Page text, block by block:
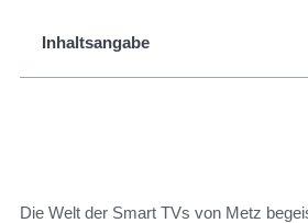
Inhaltsangabe
Die Welt der Smart TVs von Metz